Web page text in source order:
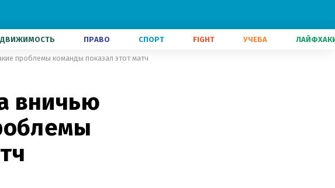
ПРАВО СПОРТ FIGHT УЧЕБА
проблемы команды показал этот матч
вничью